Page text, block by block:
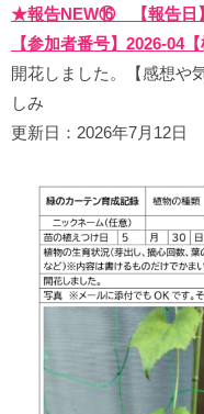
★報告NEW⑯ 【報告日
【参加者番号】2026-04
開花しました。【感想や
しみ
更新日：2026年7月12日